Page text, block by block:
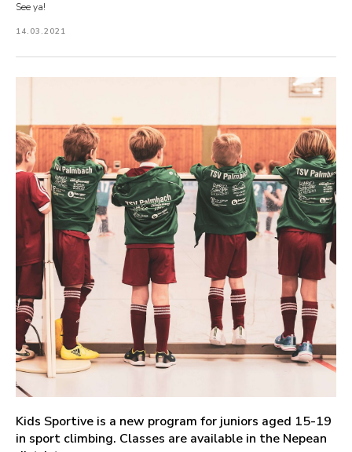
See ya!
14.03.2021
Kids Sportive is a new program for juniors aged 15-19
in sport climbing. Classes are available in the Nepean